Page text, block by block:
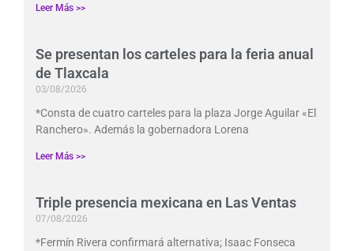
Leer Más >>
Se presentan los carteles para la feria anual
de Tlaxcala
03/08/2026
*Consta de cuatro carteles para la plaza Jorge Aguilar «El
Ranchero». Además la gobernadora Lorena
Leer Más >>
Triple presencia mexicana en Las Ventas
07/08/2026
*Fermín Rivera confirmará alternativa; Isaac Fonseca